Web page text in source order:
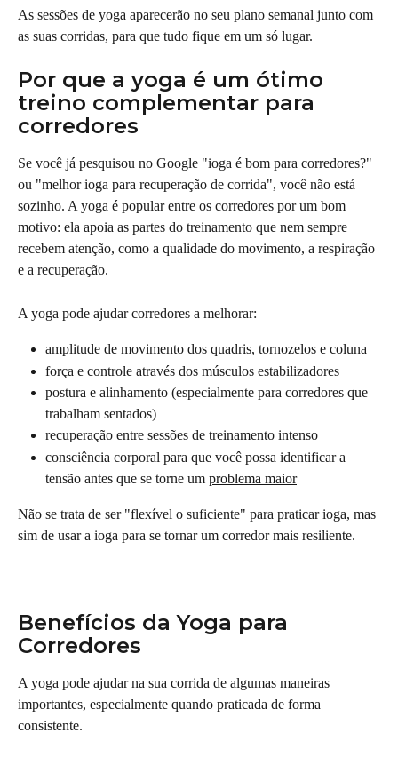
As sessões de yoga aparecerão no seu plano semanal junto com
as suas corridas, para que tudo fique em um só lugar.
Por que a yoga é um ótimo
treino complementar para
corredores
Se você já pesquisou no Google "ioga é bom para corredores?"
ou "melhor ioga para recuperação de corrida", você não está
sozinho. A yoga é popular entre os corredores por um bom
motivo: ela apoia as partes do treinamento que nem sempre
recebem atenção, como a qualidade do movimento, a respiração
e a recuperação.
A yoga pode ajudar corredores a melhorar:
amplitude de movimento dos quadris, tornozelos e coluna
força e controle através dos músculos estabilizadores
postura e alinhamento (especialmente para corredores que
trabalham sentados)
recuperação entre sessões de treinamento intenso
consciência corporal para que você possa identificar a
tensão antes que se torne um problema maior
Não se trata de ser "flexível o suficiente" para praticar ioga, mas
sim de usar a ioga para se tornar um corredor mais resiliente.
Benefícios da Yoga para
Corredores
A yoga pode ajudar na sua corrida de algumas maneiras
importantes, especialmente quando praticada de forma
consistente.